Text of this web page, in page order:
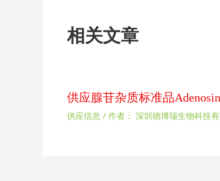
相关文章
供应腺苷杂质标准品
供应信息 / 作者： 深圳德博瑞生物科技